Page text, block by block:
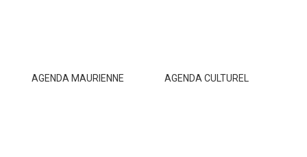
AGENDA MAURIENNE AGENDA CULTUREL